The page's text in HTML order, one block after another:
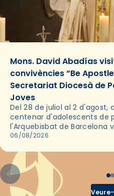
Mons. David Abadías
convivències “Be
Secretariat Diocesà de
Joves
Del 28 de juliol al 2 d'agost,
centenar d'adolescents de
l'Arquebisbat de Barcelona
les convivències Be Apostle,
06/08/2026